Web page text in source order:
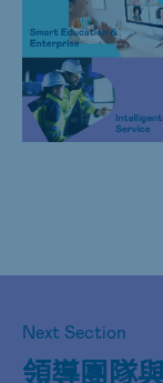
Next Section
領導團隊